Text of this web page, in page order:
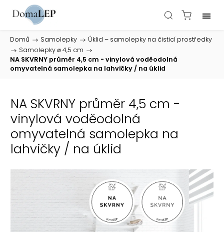
Domů / Samolepky /
Úklid – samolepky na čisticí prostředky
/
Samolepky ⌀ 4,5 cm /
NA SKVRNY průměr 4,5 cm - vinylová voděodolná
omyvatelná samolepka na lahvičky / na úklid
NA SKVRNY průměr 4,5 cm -
vinylová voděodolná
omyvatelná samolepka na
lahvičky / na úklid